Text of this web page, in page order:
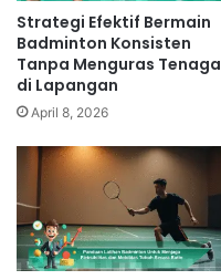
Strategi Efektif Bermain
Badminton Konsisten
Tanpa Menguras Tenaga
di Lapangan
April 8, 2026